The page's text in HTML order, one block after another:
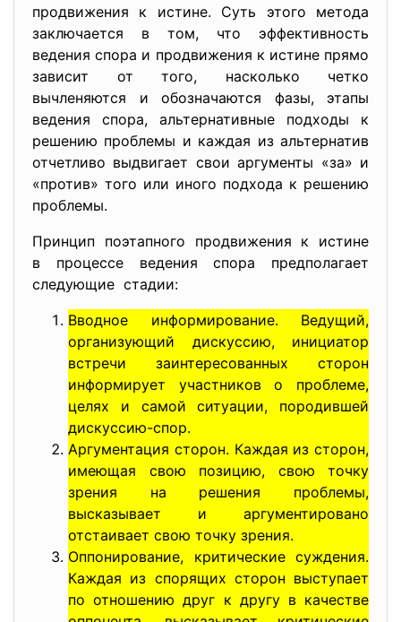
продвижения к истине. Суть этого метода
заключается в том, что эффективность
ведения спора и продвижения к истине прямо
зависит от того, насколько четко
вычленяются и обозначаются фазы, этапы
ведения спора, альтернативные подходы к
решению проблемы и каждая из альтернатив
отчетливо выдвигает свои аргументы «за» и
«против» того или иного подхода к решению
проблемы.
Принцип поэтапного продвижения к истине
в процессе ведения спора предполагает
следующие стадии:
Вводное информирование. Ведущий,
организующий дискуссию, инициатор
встречи заинтересованных сторон
информирует участников о проблеме,
целях и самой ситуации, породившей
дискуссию-спор.
Аргументация сторон. Каждая из сторон,
имеющая свою позицию, свою точку
зрения на решения проблемы,
высказывает и аргументировано
отстаивает свою точку зрения.
Оппонирование, критические суждения.
Каждая из спорящих сторон выступает
по отношению друг к другу в качестве